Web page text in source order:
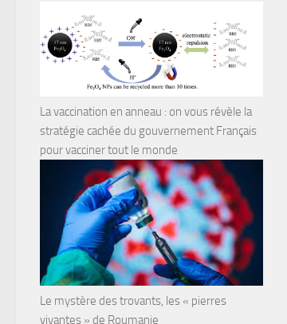
La vaccination en anneau : on vous révèle la
stratégie cachée du gouvernement Français
pour vacciner tout le monde
Le mystère des trovants, les « pierres
vivantes » de Roumanie